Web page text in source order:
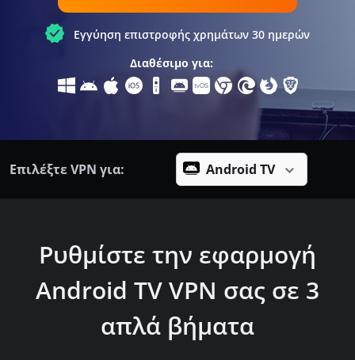
Εγγύηση επιστροφής χρημάτων 30 ημερών
Διαθέσιμο για:
Επιλέξτε VPN για: Android TV
Ρυθμίστε την εφαρμογή
Android TV VPN σας σε 3
απλά βήματα